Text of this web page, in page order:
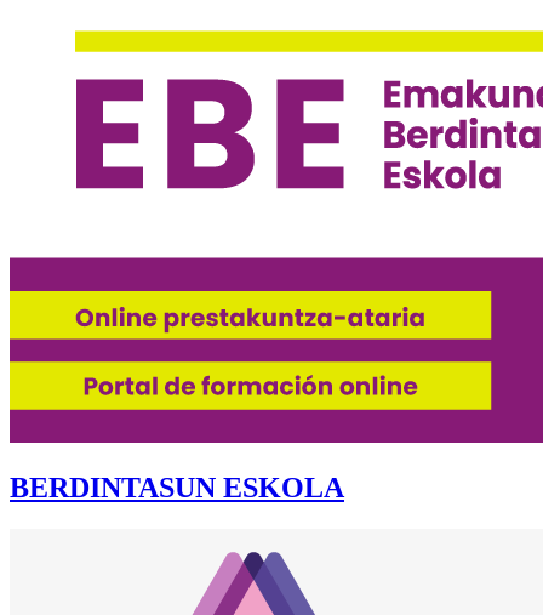
BERDINTASUN ESKOLA